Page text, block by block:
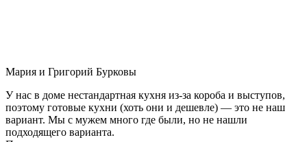
Мария и Григорий Бурковы
У нас в доме нестандартная кухня из-за короба и выступов,
поэтому готовые кухни (хоть они и дешевле) — это не наш
вариант. Мы с мужем много где были, но не нашли
подходящего варианта.